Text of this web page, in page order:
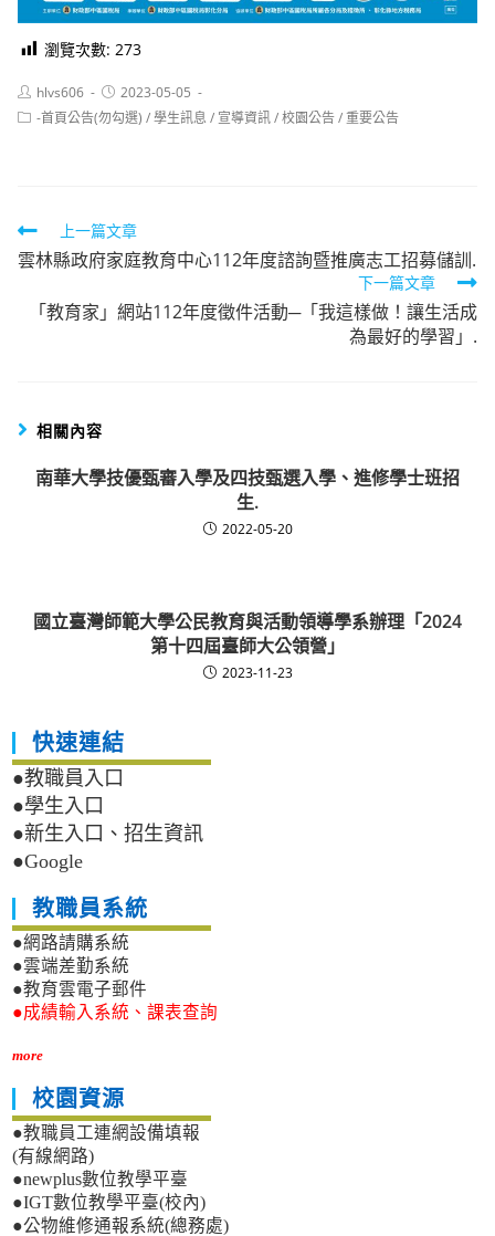
瀏覽次數: 273
Post
author:
hlvs606
Post
published:
2023-05-05
Post-首頁公告(勿勾選) /學生訊息 / 宣導資訊/校園公告/重要公告
Read
more
articles
上一篇文章
雲林縣政府家庭教育中心112年度諮詢暨推廣志工招募儲訓.
下一篇文章
「教育家」網站112年度徵件活動─「我這樣做！讓生活成
為最好的學習」.
相關內容
南華大學技優甄審入學及四技甄選入學、進修學士班招
生.
2022-05-20
國立臺灣師範大學公民教育與活動領導學系辦理「2024
第十四屆臺師大公領營」
2023-11-23
快速連結
●教職員入口
●學生入口
●新生入口、招生資訊
●Google
教職員系統
●網路請購系統
●雲端差勤系統
●教育雲電子郵件
●成績輸入系統、課表查詢
more
校園資源
●教職員工連網設備填報
(有線網路)
●newplus數位教學平臺
●IGT數位教學平臺(校內)
●公物維修通報系統(總務處)